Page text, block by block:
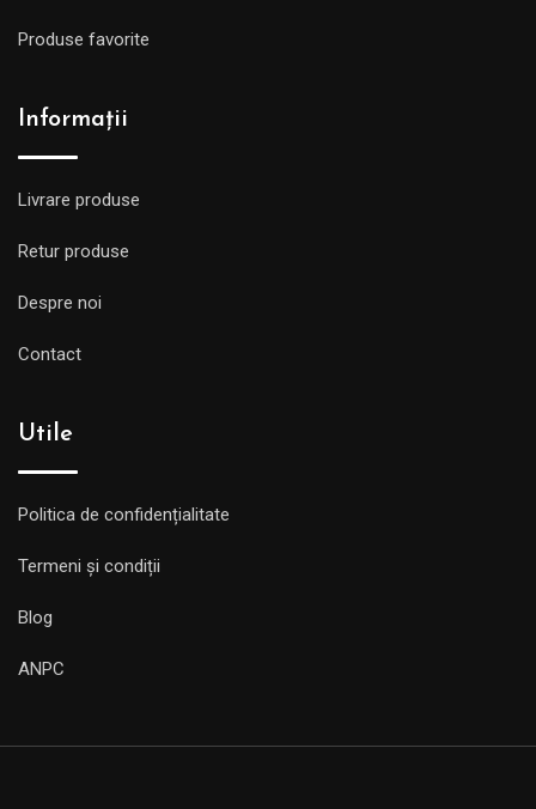
Produse favorite
Informații
Livrare produse
Retur produse
Despre noi
Contact
Utile
Politica de confidențialitate
Termeni și condiții
Blog
ANPC